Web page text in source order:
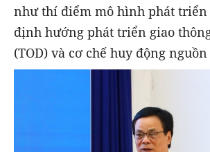
như thí điểm mô hình phát triển
định hướng phát triển giao
(TOD) và cơ chế huy động